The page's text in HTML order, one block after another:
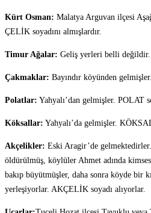
Kürt Osman: Malatya Arguvan ilçesi
ÇELİK soyadını almışlardır.
Timur Ağalar: Geliş yerleri belli değildir.
Çakmaklar: Bayındır köyünden
Polatlar: Yahyalı’dan gelmişler. POLAT
Köksallar: Yahyalı’da gelmişler.
Akçelikler: Eski Aragir’de gelmektedirler.
öldürülmüş, köylüler Ahmet adında
bakıp büyütmüşler, daha sonra köyde bir
yerleşiyorlar. AKÇELİK soyadı alıyorlar.